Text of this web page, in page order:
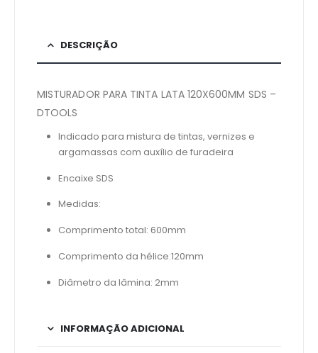
DESCRIÇÃO
MISTURADOR PARA TINTA LATA 120X600MM SDS –
DTOOLS
Indicado para mistura de tintas, vernizes e
argamassas com auxílio de furadeira
Encaixe SDS
Medidas:
Comprimento total: 600mm
Comprimento da hélice:120mm
Diâmetro da lâmina: 2mm
INFORMAÇÃO ADICIONAL